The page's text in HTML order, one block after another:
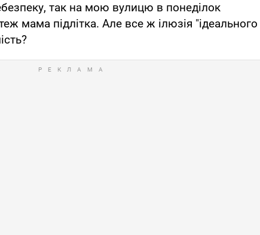
так на мою вулицю в понеділок
мама підлітка. ​Але все ж ілюзія "ідеального